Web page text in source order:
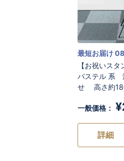
【お祝いス
パステル 系
せ 高さ約
最短お届け
一般価格：
詳細